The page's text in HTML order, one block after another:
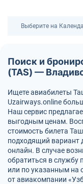
Выберите на
Поиск и
(TAS) —
Ищете авиабилеты
Uzairways.online
Наш сервис
выгодным ценам.
стоимость билета
подходящий вариант
онлайн. В случае
обратиться в службу
или по указанным на
от авиакомпании